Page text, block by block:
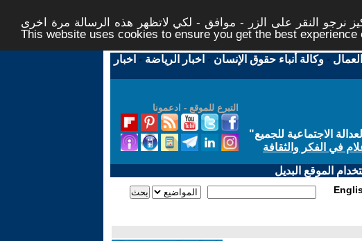
نرجو النقر على الزر - موافق - لكي لاتظهر هذه الرسالة مرة اخرى -
This website uses cookies to ensure you get the best experience
-وكالة أنباء حقوق الإنسان - اخبار الرياضة - اخبار
التبرع للموقع - ادعمونا
الاجتماعية للجميع"
في الفكر والثقافة
الموقع البديل